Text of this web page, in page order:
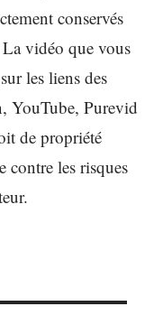
conservés
La vidéo que vous
les liens des
YouTube, Purevid
de propriété
contre les risques